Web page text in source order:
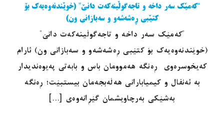
“کەمێک سەر داخە و تاجەگوڵینەکەت دانێ” (خوێندنەوەیەک بۆ
کتێبی ڕەشەشەو و سەبازانی ون)
"کەمێک سەر داخە و تاجەگوڵینەکەت دانێ"
(خوێندنەوەیەک بۆ کتێبی ڕەشەشەو و سەبازانی ون) ئارام
کەیخوسرەوی ڕەنگە هەموومان باس و بابەتی پەیوەندیدار
بە ئەنفال و کیمیابارانی هەڵەبجەمان بیستبێت؛ ڕەنگە
بەشێکی بەرچاویشمان گێڕانەوەی [...]